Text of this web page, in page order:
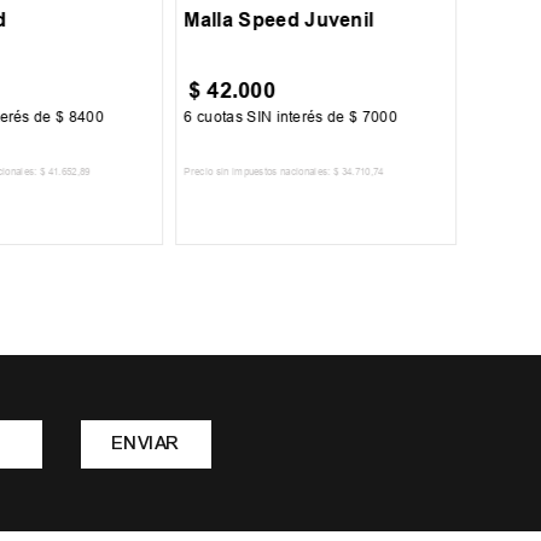
de$ 8400
$ 41 .652 ,89
Malla Speed Juvenil
$ 42.000
6 cuotas SIN interés de$ 7000
Precio sin impuestos nacionales: $ 34.710 ,74
ENVIAR